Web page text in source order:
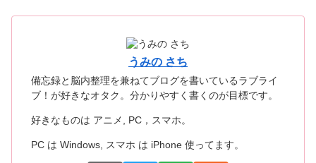
うみの さち
備忘録と脳内整理を兼ねてブログを書いているラブライ
ブ！が好きなオタク。分かりやすく書くのが目標です。
好きなものは アニメ, PC，スマホ。
PC は Windows, スマホ は iPhone 使ってます。